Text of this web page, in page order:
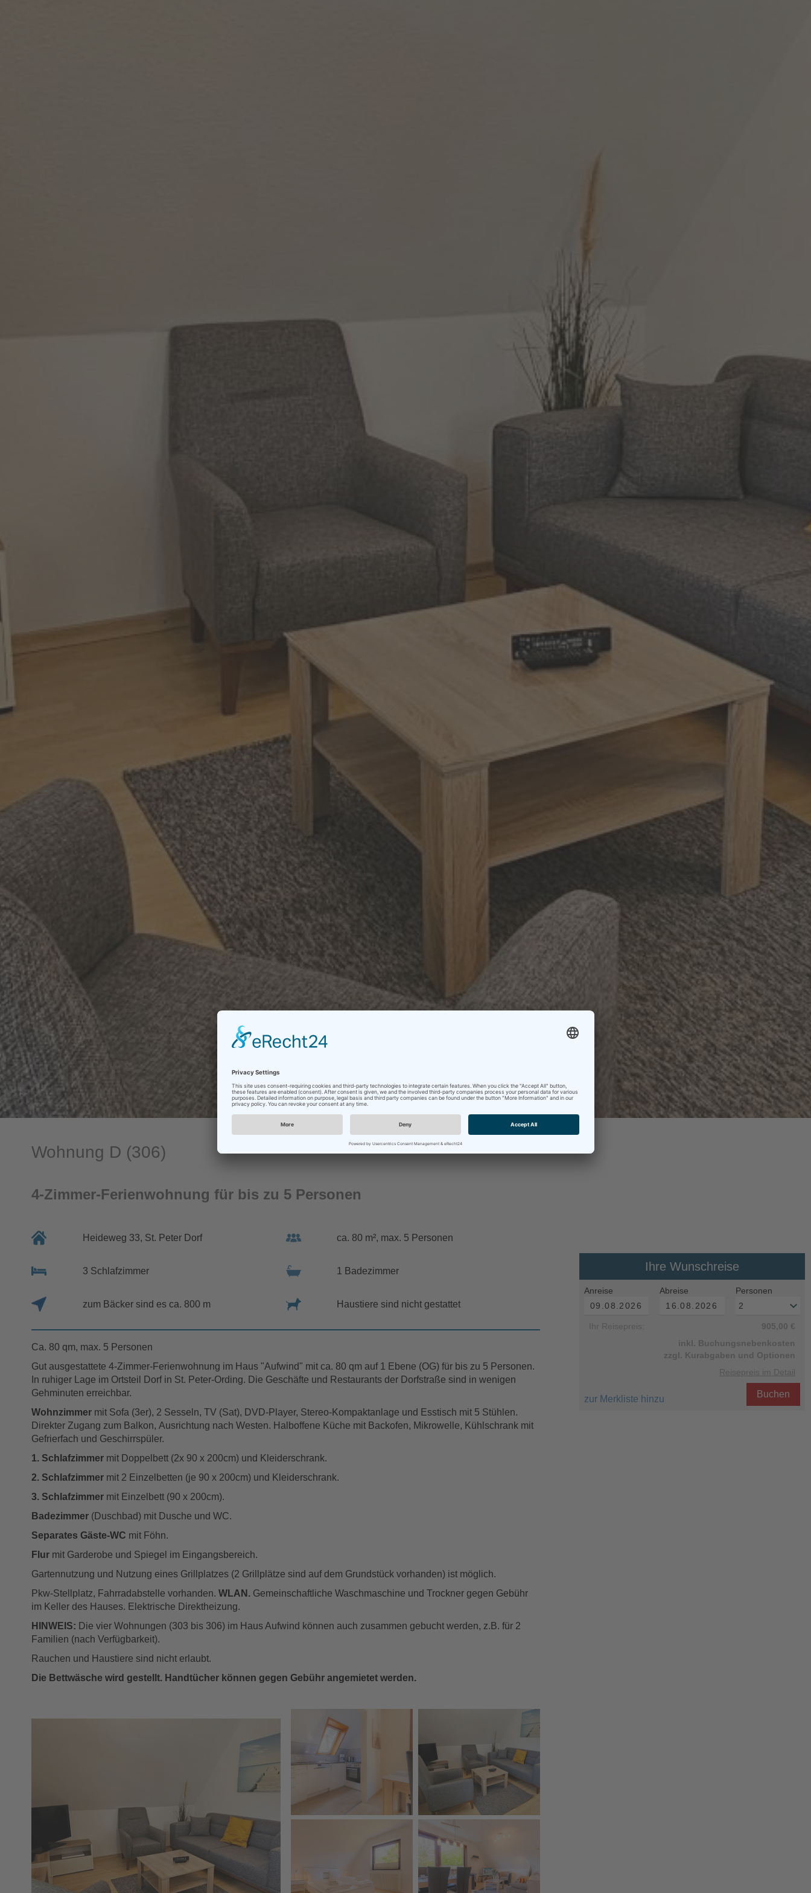
Ihre Wunschreise
Anreise Abreise Personen
Ihr Reisepreis:
905,00 €
inkl. Buchungsnebenkosten
zzgl. Kurabgaben und Optionen
Reisepreis im Detail
zur Merkliste hinzu Buchen
Wohnung D (306)
4-Zimmer-Ferienwohnung für bis zu 5 Personen
Heideweg 33, St. Peter Dorf ca. 80 m², max. 5 Personen
3 Schlafzimmer 1 Badezimmer
zum Bäcker sind es ca. 800 m Haustiere sind nicht gestattet
Ca. 80 qm, max. 5 Personen
Gut ausgestattete 4-Zimmer-Ferienwohnung im Haus "Aufwind" mit ca. 80 qm auf 1 Ebene (OG) für bis zu 5 Personen.
In ruhiger Lage im Ortsteil Dorf in St. Peter-Ording. Die Geschäfte und Restaurants der Dorfstraße sind in wenigen
Gehminuten erreichbar.
Wohnzimmer mit Sofa (3er), 2 Sesseln, TV (Sat), DVD-Player, Stereo-Kompaktanlage und Esstisch mit 5 Stühlen.
Direkter Zugang zum Balkon, Ausrichtung nach Westen. Halboffene Küche mit Backofen, Mikrowelle, Kühlschrank mit
Gefrierfach und Geschirrspüler.
1. Schlafzimmer mit Doppelbett (2x 90 x 200cm) und Kleiderschrank.
2. Schlafzimmer mit 2 Einzelbetten (je 90 x 200cm) und Kleiderschrank.
3. Schlafzimmer mit Einzelbett (90 x 200cm).
Badezimmer (Duschbad) mit Dusche und WC.
Separates Gäste-WC mit Föhn.
Flur mit Garderobe und Spiegel im Eingangsbereich.
Gartennutzung und Nutzung eines Grillplatzes (2 Grillplätze sind auf dem Grundstück vorhanden) ist möglich.
Pkw-Stellplatz, Fahrradabstelle vorhanden.WLAN. Gemeinschaftliche Waschmaschine und Trockner gegen Gebühr
im Keller des Hauses. Elektrische Direktheizung.
HINWEIS: Die vier Wohnungen (303 bis 306) im Haus Aufwind können auch zusammen gebucht werden, z.B. für 2
Familien (nach Verfügbarkeit).
Rauchen und Haustiere sind nicht erlaubt.
Die Bettwäsche wird gestellt. Handtücher können gegen Gebühr angemietet werden.